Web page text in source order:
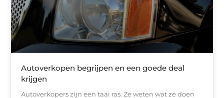
Autoverkopen begrijpen en een goede deal
krijgen
Autoverkopers zijn een taai ras. Ze weten wat ze doen